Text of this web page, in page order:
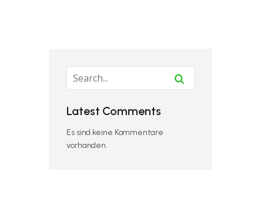
Latest Comments
Es sind keine Kommentare
vorhanden.